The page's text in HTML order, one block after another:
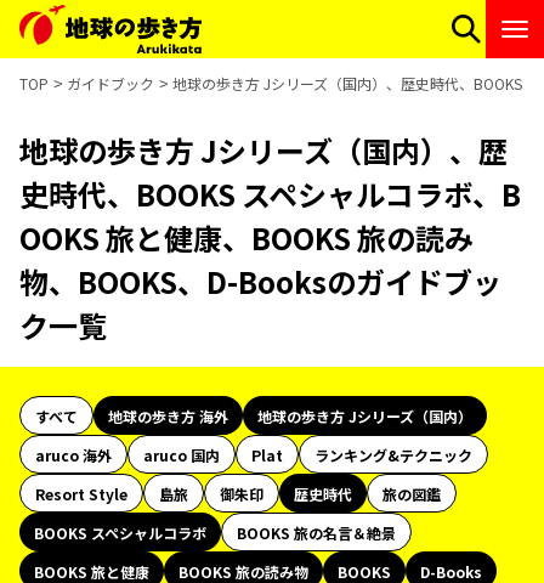
TOP ガイドブック 地球の歩き方 Jシリーズ（国内）、歴史時代、BOOKS
地球の歩き方 Jシリーズ（国内）、歴
史時代、BOOKS スペシャルコラボ、B
OOKS 旅と健康、BOOKS 旅の読み
物、BOOKS、D-Booksのガイドブッ
ク一覧
すべて 地球の歩き方 海外
地球の歩き方 Jシリーズ（国内）
aruco 海外
aruco 国内 Plat
ランキング&テクニック
Resort Style
島旅 御朱印 歴史時代
旅の図鑑
BOOKS スペシャルコラボ
BOOKS 旅の名言＆絶景
BOOKS 旅と健康
BOOKS 旅の読み物 BOOKS
D-Books